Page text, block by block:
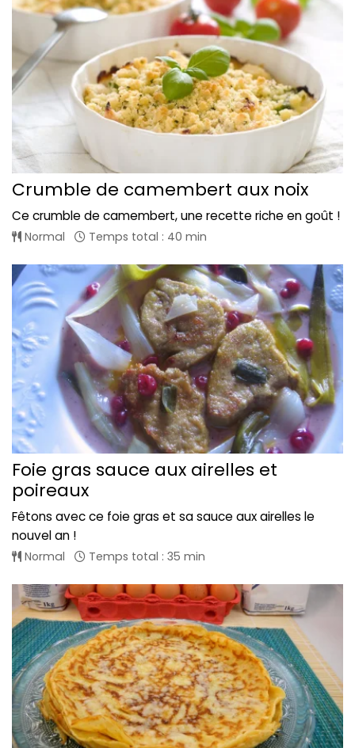
Crumble de camembert aux noix
Ce crumble de camembert, une recette riche en goût !
Normal Temps total : 40 min
Foie gras sauce aux airelles et
poireaux
Fêtons avec ce foie gras et sa sauce aux airelles le
nouvel an !
Normal Temps total : 35 min